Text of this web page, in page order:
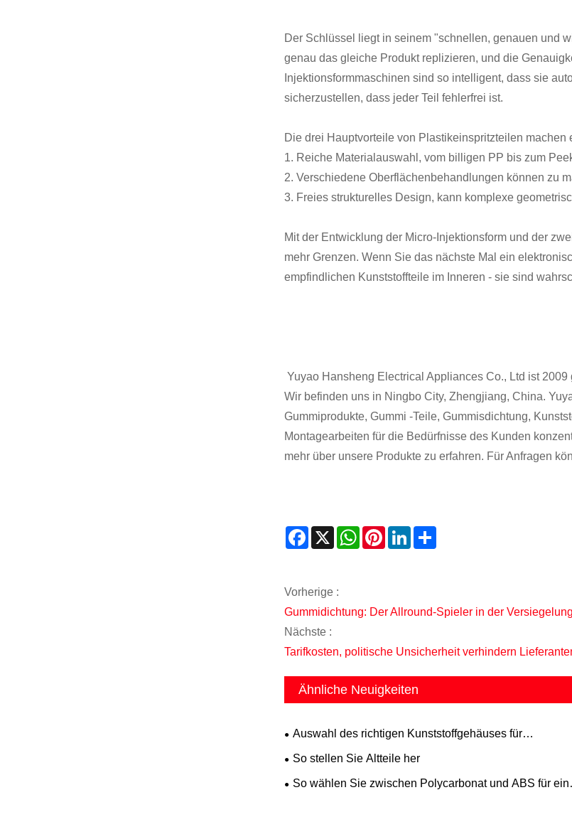
Der Schlüssel liegt in seinem "schnellen, genauen und
genau das gleiche Produkt replizieren, und die
Injektionsformmaschinen sind so intelligent, dass sie
sicherzustellen, dass jeder Teil fehlerfrei ist.
Die drei Hauptvorteile von Plastikeinspritzteilen machen
1. Reiche Materialauswahl, vom billigen PP bis zum
2. Verschiedene Oberflächenbehandlungen können zu
3. Freies strukturelles Design, kann komplexe
Mit der Entwicklung der Micro-Injektionsform und der
mehr Grenzen. Wenn Sie das nächste Mal ein
empfindlichen Kunststoffteile im Inneren - sie sind
Yuyao Hansheng Electrical Appliances Co., Ltd ist
Wir befinden uns in Ningbo City, Zhengjiang, China.
Gummiprodukte, Gummi -Teile, Gummisdichtung,
Montagearbeiten für die Bedürfnisse des Kunden
mehr über unsere Produkte zu erfahren. Für Anfragen
Facebook
X WhatsAppPinterestLinkedIn
Vorherige :
Gummidichtung: Der Allround-Spieler in der
Nächste :
Tarifkosten, politische Unsicherheit verhindern
Ähnliche Neuigkeiten
Auswahl des richtigen Kunststoffgehäuses für
Elektronikmonteure
So stellen Sie Altteile her
So wählen Sie zwischen Polycarbonat und ABS für ein